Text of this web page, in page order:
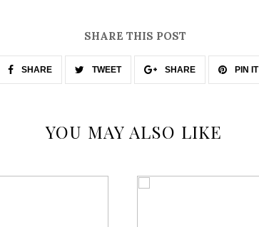
SHARE THIS POST
SHARE TWEET SHARE PIN IT
YOU MAY ALSO LIKE